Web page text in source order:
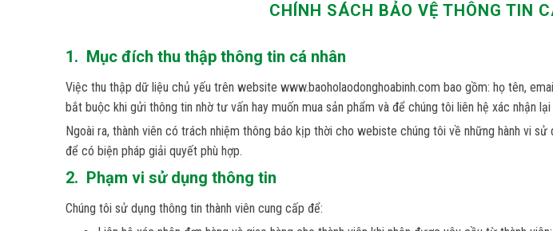
CHÍNH SÁCH BẢO VỆ THÔNG TIN
1. Mục đích thu thập thông tin cá nhân
Việc thu thập dữ liệu chủ yếu trên website www.baoholaodonghoabinh.com bao gồm: họ tên,
bắt buộc khi gửi thông tin nhờ tư vấn hay muốn mua sản phẩm và để chúng tôi liên hệ xác nhận
Ngoài ra, thành viên có trách nhiệm thông báo kịp thời cho webiste chúng tôi về những hành vi
để có biện pháp giải quyết phù hợp.
2. Phạm vi sử dụng thông tin
Chúng tôi sử dụng thông tin thành viên cung cấp để: